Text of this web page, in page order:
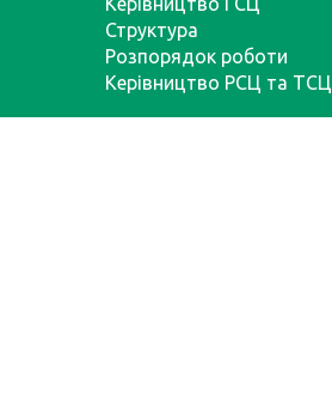
Структура
Розпорядок роботи
Керівництво РСЦ та ТСЦ